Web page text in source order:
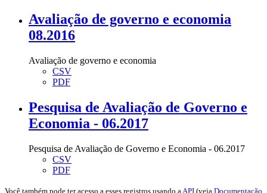
Avaliação de governo e economia
08.2016
Avaliação de governo e economia
CSV
PDF
Pesquisa de Avaliação de Governo e
Economia - 06.2017
Pesquisa de Avaliação de Governo e Economia - 06.2017
CSV
PDF
Você também pode ter acesso a esses registros usando a API (veja Documentação